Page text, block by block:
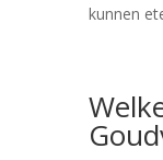
kunnen